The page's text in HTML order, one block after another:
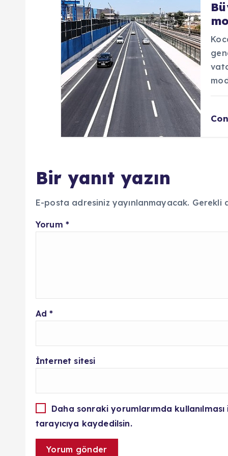
Bir yanıt yazın
E-posta adresiniz yayınlanmayacak. Gerekli
Yorum *
Ad*
İnternet sitesi
Daha sonraki yorumlarımda
tarayıcıya kaydedilsin.